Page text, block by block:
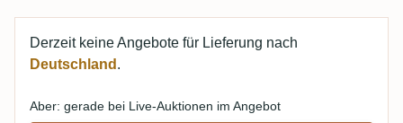
Derzeit keine Angebote für Lieferung nach
Deutschland .
Aber: gerade bei Live-Auktionen im Angebot